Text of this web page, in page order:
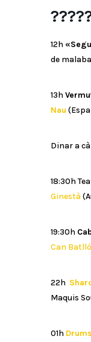
12h
de
13h
Nau
Dinar a
18:30h
Ginestà
19:30h
Can Batlló
22h
Maquis
01h